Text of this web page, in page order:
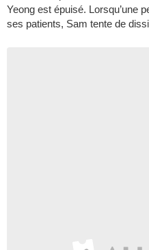
Yeong est épuisé. Lorsqu’une
ses patients, Sam tente de